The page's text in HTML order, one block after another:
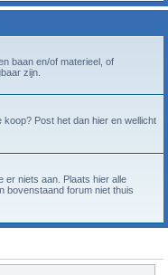
baan en/of materieel, of
zijn.
Post het dan hier en wellicht
er niets aan. Plaats hier alle
bovenstaand forum niet thuis